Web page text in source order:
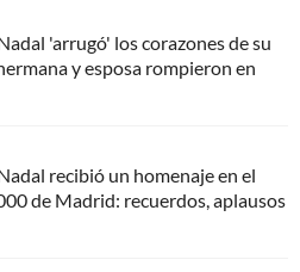
'arrugó' los corazones de su
y esposa rompieron en
recibió un homenaje en el
de Madrid: recuerdos, aplausos